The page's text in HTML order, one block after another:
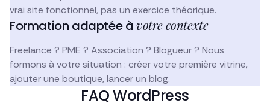
vrai site fonctionnel, pas un exercice théorique.
Formation adaptée àvotre contexte
Freelance ? PME ? Association ? Blogueur ? Nous
formons à votre situation : créer votre première vitrine,
ajouter une boutique, lancer un blog.
FAQ WordPress